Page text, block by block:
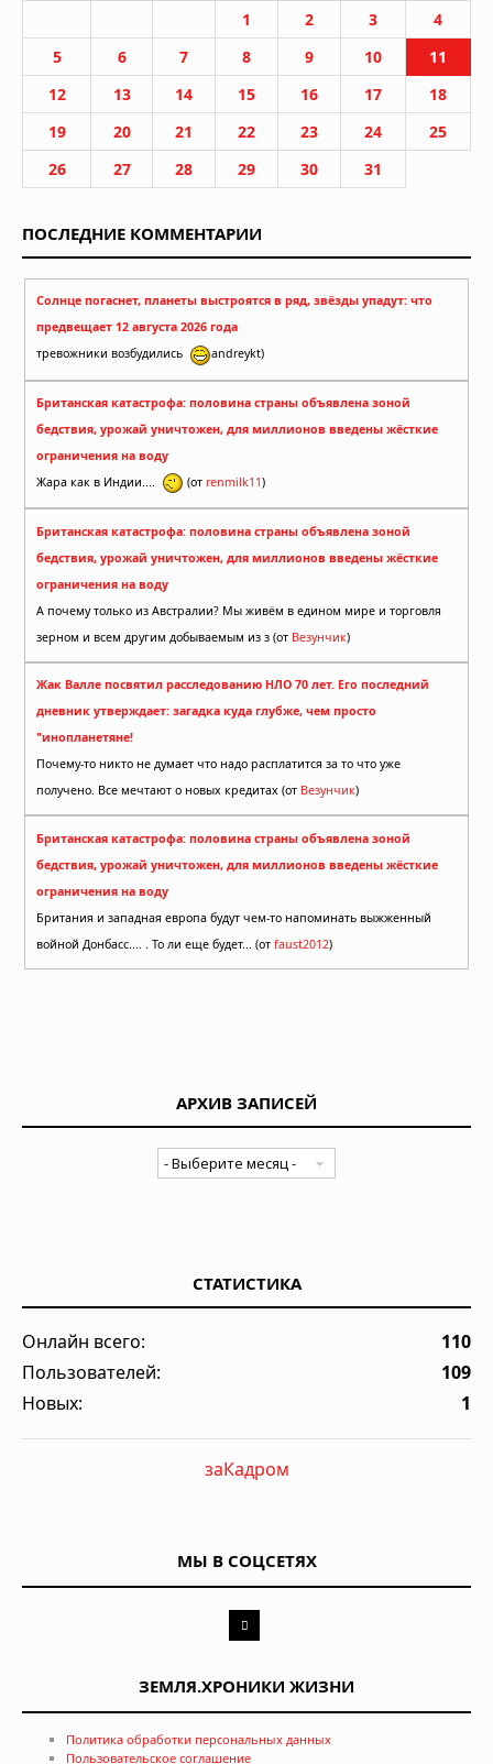
1 2 3
4
5
6 7 8 9 10
11
12
13 14 15 16 17
18
19
20 21 22 23 24
25
26
27 28 29 30 31
ПОСЛЕДНИЕ КОММЕНТАРИИ
Солнце погаснет, планеты выстроятся в ряд, звёзды упадут: что
предвещает 12 августа 2026 года
тревожники возбудились
andreykt)
Британская катастрофа: половина страны объявлена зоной
бедствия, урожай уничтожен, для миллионов введены жёсткие
ограничения на воду
Жара как в Индии....
(от renmilk11)
Британская катастрофа: половина страны объявлена зоной
бедствия, урожай уничтожен, для миллионов введены жёсткие
ограничения на воду
А почему только из Австралии? Мы живём в едином мире и торговля
зерном и всем другим добываемым из з (от Везунчик)
Жак Валле посвятил расследованию НЛО 70 лет. Его последний
дневник утверждает: загадка куда глубже, чем просто
"инопланетяне!
Почему-то никто не думает что надо расплатится за то что уже
получено. Все мечтают о новых кредитах (от Везунчик)
Британская катастрофа: половина страны объявлена зоной
бедствия, урожай уничтожен, для миллионов введены жёсткие
ограничения на воду
Британия и западная европа будут чем-то напоминать выжженный
войной Донбасс.... . То ли еще будет... (от faust2012)
АРХИВ ЗАПИСЕЙ
СТАТИСТИКА
Онлайн всего:
110
Пользователей:
109
Новых:
1
заКадром
МЫ В СОЦСЕТЯХ
ЗЕМЛЯ.ХРОНИКИ ЖИЗНИ
Политика обработки персональных данных
Пользовательское соглашение